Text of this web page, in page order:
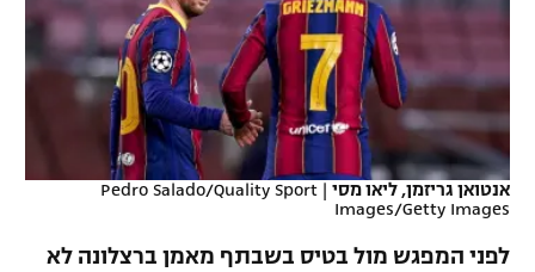
VOD
רץ ברשת
תוצאות
נבחרת ישראל
מכבי חיפה
בית"ר ירושלים
מכבי תל אביב
הפועל תל אביב
ליגה ספרדית
ליגה איטלקית
ליגה צרפתית
כדורסל נשים
מכבי תל אביב
הפועל חולון
הפועל ירושלים
דני אבדיה
כדוריד
כדורעף
אנטואן גריזמן, ליאו מסי |
Pedro Salado/Quality Sport
Images/Getty Images
לפני המפגש מול בטיס בשבתף מאמן ברצלונה לא